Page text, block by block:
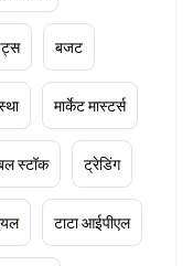
बजट
मार्केट मास्टर्स
स्टॉक ट्रेडिंग
टाटा आईपीएल